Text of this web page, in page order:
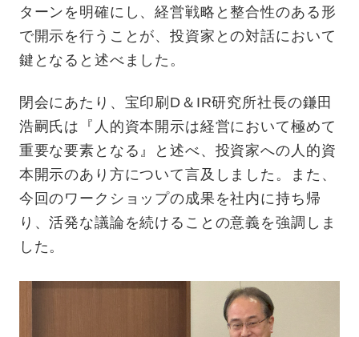
ターンを明確にし、経営戦略と整合性のある形
で開示を行うことが、投資家との対話において
鍵となると述べました。
閉会にあたり、宝印刷D＆IR研究所社長の鎌田
浩嗣氏は『人的資本開示は経営において極めて
重要な要素となる』と述べ、投資家への人的資
本開示のあり方について言及しました。また、
今回のワークショップの成果を社内に持ち帰
り、活発な議論を続けることの意義を強調しま
した。